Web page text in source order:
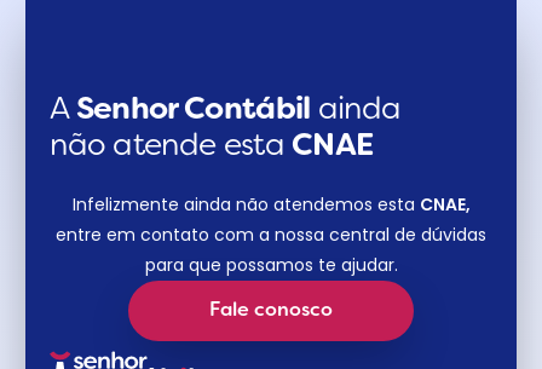
A Senhor Contábil ainda
não atende esta CNAE​
Infelizmente ainda não atendemos esta CNAE,
entre em contato com a nossa central de dúvidas
para que possamos te ajudar.
Fale conosco